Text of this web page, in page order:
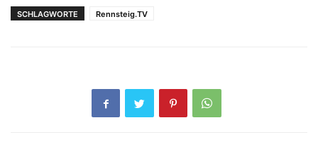
SCHLAGWORTE Rennsteig.TV